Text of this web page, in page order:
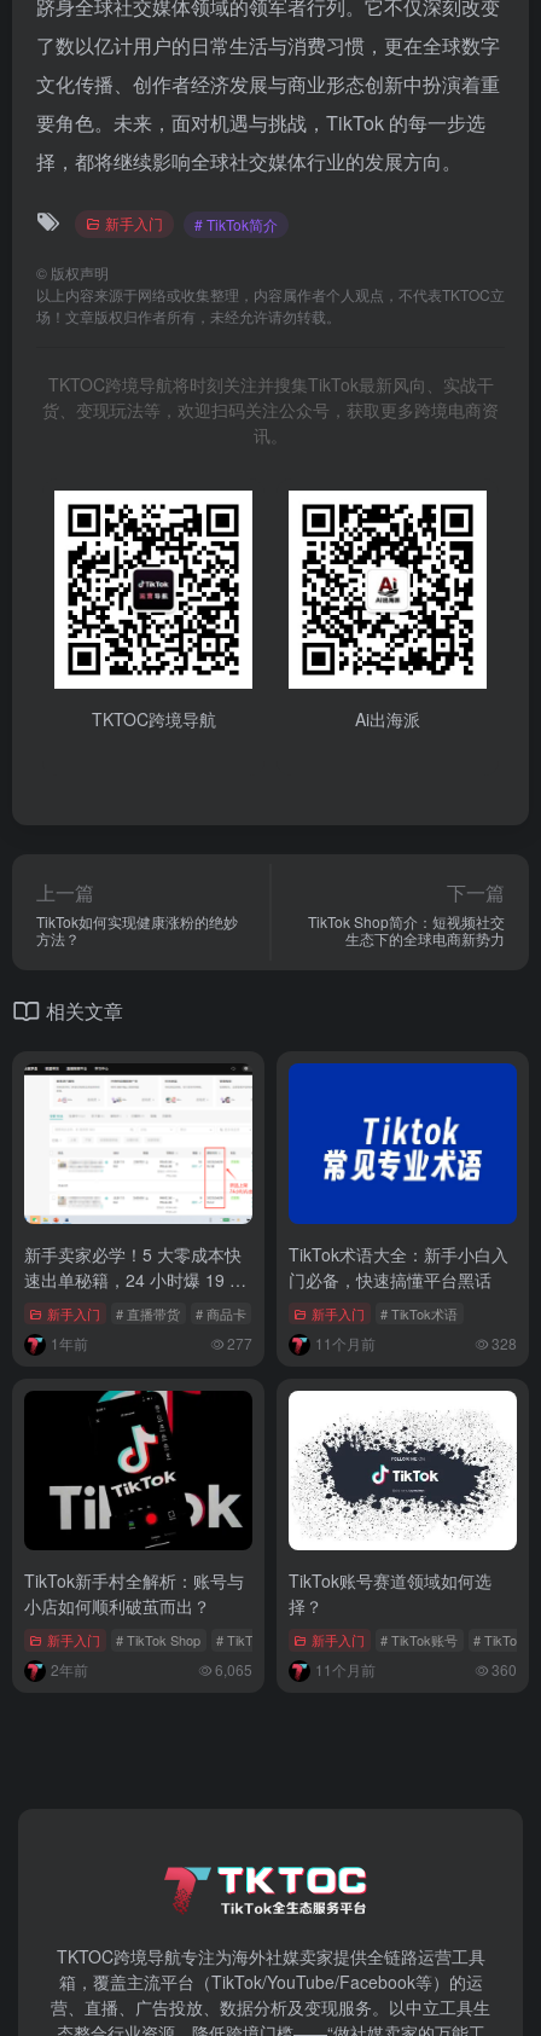
跻身全球社交媒体领域的领军者行列。它不仅深刻改变
了数以亿计用户的日常生活与消费习惯，更在全球数字
文化传播、创作者经济发展与商业形态创新中扮演着重
要角色。未来，面对机遇与挑战，TikTok 的每一步选
择，都将继续影响全球社交媒体行业的发展方向。
新手入门 # TikTok简介
© 版权声明
以上内容来源于网络或收集整理，内容属作者个人观点，不代表TKTOC立
场！文章版权归作者所有，未经允许请勿转载。
TKTOC跨境导航将时刻关注并搜集TikTok最新风向、实战干
货、变现玩法等，欢迎扫码关注公众号，获取更多跨境电商资
讯。
TKTOC跨境导航 Ai出海派
上一篇
TikTok如何实现健康涨粉的绝妙
方法？
下一篇
TikTok Shop简介：短视频社交
生态下的全球电商新势力
相关文章
新手卖家必学！5 大零成本快
速出单秘籍，24 小时爆 19 单
的实战经验
新手入门 # 直播带货 # 商品卡 # TikTok Shop新品出单
1年前 277
TikTok术语大全：新手小白入
门必备，快速搞懂平台黑话
新手入门 # TikTok术语
11个月前 328
TikTok新手村全解析：账号与
小店如何顺利破茧而出？
新手入门 # TikTok Shop # TikTok账号 # TikTok账号定位
2年前 6,065
TikTok账号赛道领域如何选
择？
新手入门 # TikTok账号 # TikTok
11个月前 360
TKTOC跨境导航​专注为海外社媒卖家提供全链路运营工具
箱，覆盖主流平台（TikTok/YouTube/Facebook等）​的运
营、直播、广告投放、数据分析及变现服务。以中立工具生